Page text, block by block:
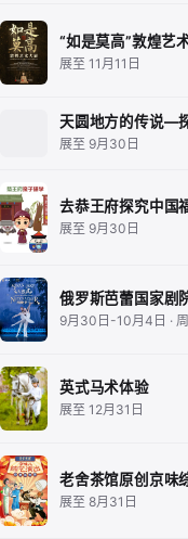
“如是莫高”敦煌艺
展至 11月11日
天圆地方的传说—
展至 9月30日
去恭王府探究中国
展至 9月30日
俄罗斯芭蕾国家剧
9月30日-10月4日 ·
英式马术体验
展至 12月31日
老舍茶馆原创京味
展至 8月31日